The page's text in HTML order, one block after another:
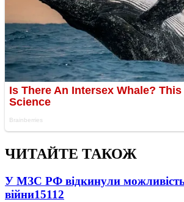
ЧИТАЙТЕ ТАКОЖ
У МЗС РФ відкинули
війни15112